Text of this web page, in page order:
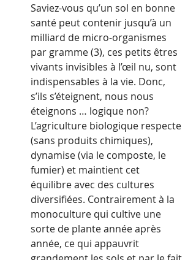
Saviez-vous qu’un sol en bonne
santé peut contenir jusqu’à un
milliard de micro-organismes
par gramme (3), ces petits êtres
vivants invisibles à l’œil nu, sont
indispensables à la vie. Donc,
s’ils s’éteignent, nous nous
éteignons … logique non?
L’agriculture biologique respecte
(sans produits chimiques),
dynamise (via le composte, le
fumier) et maintient cet
équilibre avec des cultures
diversifiées. Contrairement à la
monoculture qui cultive une
sorte de plante année après
année, ce qui appauvrit